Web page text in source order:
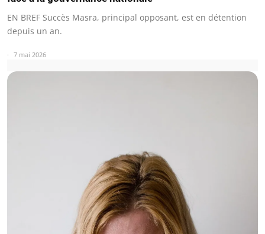
EN BREF Succès Masra, principal opposant, est en détention
depuis un an.
7 mai 2026